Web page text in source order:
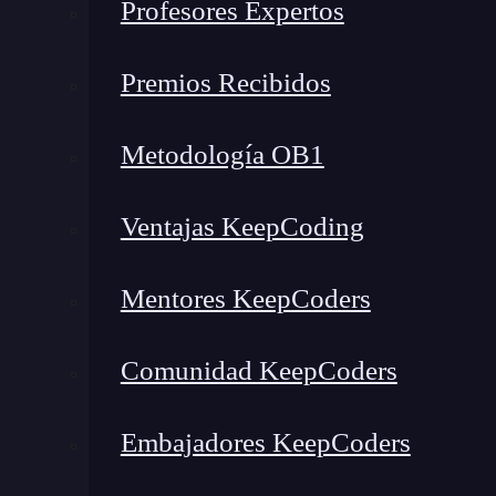
Profesores Expertos
Premios Recibidos
Metodología OB1
Ventajas KeepCoding
Mentores KeepCoders
Comunidad KeepCoders
Embajadores KeepCoders
reverse geocoding):
Los dos tipos de geocodificación